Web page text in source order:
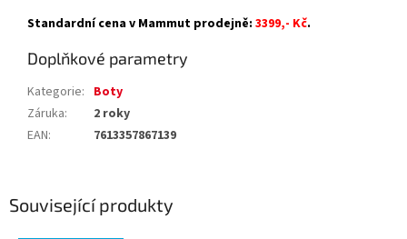
Související produkty
Standardní cena v Mammut prodejně: 3399,- Kč.
Doplňkové parametry
Kategorie: Boty
Záruka:
2 roky
EAN: 7613357867139